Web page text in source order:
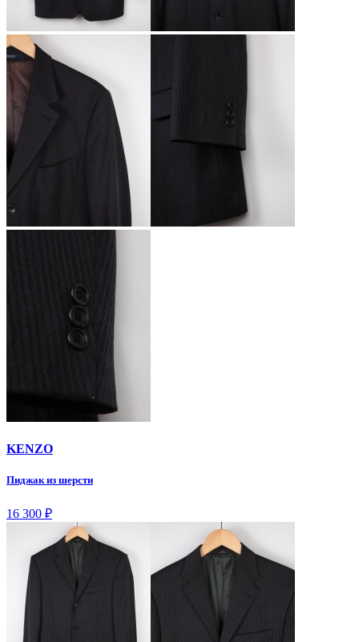
KENZO
Пиджак из шерсти
16 300 ₽